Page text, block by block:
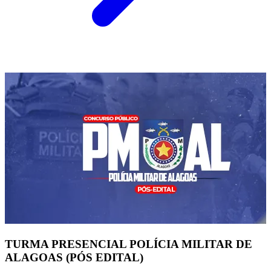
TURMA PRESENCIAL POLÍCIA MILITAR DE
ALAGOAS (PÓS EDITAL)